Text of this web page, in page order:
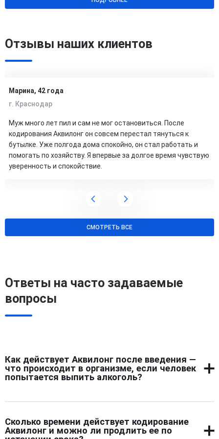
Отзывы наших клиентов
Марина, 42 года
г. Краснодар
Муж много лет пил и сам не мог остановиться. После
кодирования Аквилонг он совсем перестал тянуться к
бутылке. Уже полгода дома спокойно, он стал работать и
помогать по хозяйству. Я впервые за долгое время чувствую
уверенность и спокойствие.
СМОТРЕТЬ ВСЕ
Ответы на часто задаваемые
вопросы
Как действует Аквилонг после введения —
что происходит в организме, если человек
попытается выпить алкоголь?
После введения Аквилонг блокирует ферменты,
расщепляется, и в организме накапливаются
токсичные соединения, вызывающие тяжелое
Сколько времени действует кодирование
Аквилонг и можно ли продлить ее по